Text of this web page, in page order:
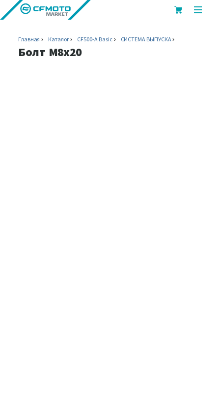
Главная Каталог CF500-A Basic СИСТЕМА ВЫПУСКА
Болт M8x20